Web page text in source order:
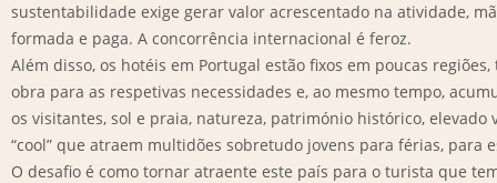
sustentabilidade exige gerar valor acrescentado na atividade,
formada e paga. A concorrência internacional é feroz.
Além disso, os hotéis em Portugal estão fixos em poucas
obra para as respetivas necessidades e, ao mesmo tempo,
os visitantes, sol e praia, natureza, património histórico, elevado
“cool” que atraem multidões sobretudo jovens para férias, para
O desafio é como tornar atraente este país para o turista que